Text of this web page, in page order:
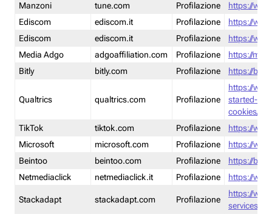
Manzoni
tune.com Profilazione
https://
Ediscom
ediscom.it Profilazione
https://
Ediscom
ediscom.it Profilazione
https://
Media Adgo
adgoaffiliation.com Profilazione
https://
Bitly
bitly.com Profilazione https://
Qualtrics qualtrics.com Profilazione
https://
started-
cookies/
TikTok
tiktok.com Profilazione
https://
Microsoft
microsoft.com Profilazione
https://
Beintoo
beintoo.com Profilazione
https://
Netmediaclick
netmediaclick.it Profilazione https://
Stackadapt stackadapt.com Profilazione
https://
services-